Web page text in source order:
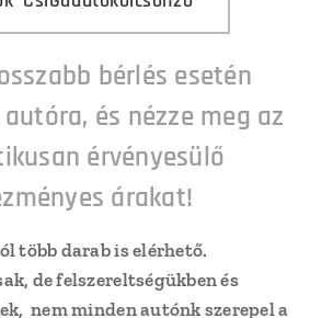
bérlés esetén
és nézze meg az
érvényesülő
árakat!
több darab is elérhető.
de felszereltségükben és
nem minden autónk szerepel a